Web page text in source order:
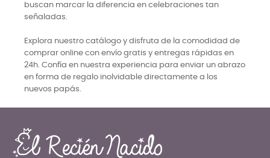
buscan marcar la diferencia en celebraciones tan
señaladas.
Explora nuestro catálogo y disfruta de la comodidad de
comprar online con envío gratis y entregas rápidas en
24h. Confía en nuestra experiencia para enviar un abrazo
en forma de regalo inolvidable directamente a los
nuevos papás.